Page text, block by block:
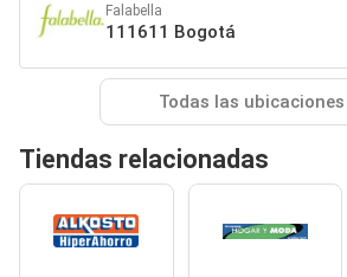
Falabella
111611 Bogotá
Todas las ubicaciones
Tiendas relacionadas